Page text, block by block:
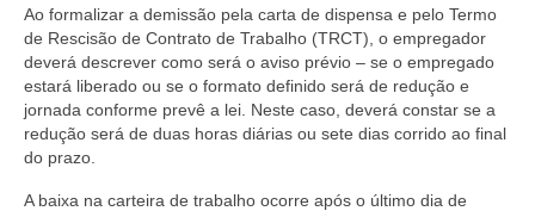
Ao formalizar a demissão pela carta de dispensa e pelo Termo
de Rescisão de Contrato de Trabalho (TRCT), o empregador
deverá descrever como será o aviso prévio – se o empregado
estará liberado ou se o formato definido será de redução e
jornada conforme prevê a lei. Neste caso, deverá constar se a
redução será de duas horas diárias ou sete dias corrido ao final
do prazo.
A baixa na carteira de trabalho ocorre após o último dia de